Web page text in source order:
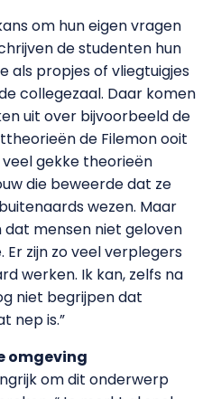
om hun eigen vragen
de studenten hun
als propjes of vliegtuigjes
collegezaal. Daar komen
uit over bijvoorbeeld de
de Filemon ooit
gekke theorieën
die beweerde dat ze
wezen. Maar
mensen niet geloven
zijn zo veel verplegers
werken. Ik kan, zelfs na
niet begrijpen dat
nep is.”
omgeving
om dit onderwerp